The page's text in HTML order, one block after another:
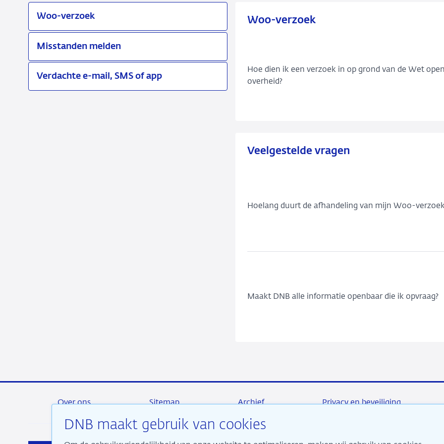
Woo-verzoek
Misstanden melden
Verdachte e-mail, SMS of app
Woo-verzoek
Hoe dien ik een verzoek in op grond van de Wet
overheid?
Veelgestelde vragen
Hoelang duurt de afhandeling van mijn Woo-
Maakt DNB alle informatie openbaar die ik opvraag?
DNB maakt gebruik van cookies
Over ons Sitemap Archief Privacy en beveiliging